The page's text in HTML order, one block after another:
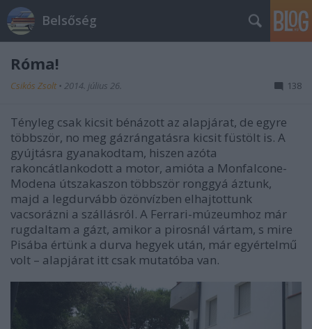
Belsőség
Róma!
Csikós Zsolt • 2014. július 26. 138
Tényleg csak kicsit bénázott az alapjárat, de egyre
többször, no meg gázrángatásra kicsit füstölt is. A
gyújtásra gyanakodtam, hiszen azóta
rakoncátlankodott a motor, amióta a Monfalcone-
Modena útszakaszon többször ronggyá áztunk,
majd a legdurvább özönvízben elhajtottunk
vacsorázni a szállásról. A Ferrari-múzeumhoz már
rugdaltam a gázt, amikor a pirosnál vártam, s mire
Pisába értünk a durva hegyek után, már egyértelmű
volt – alapjárat itt csak mutatóba van.